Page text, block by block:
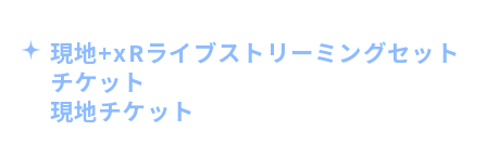
現地+xRライブストリーミングセット
チケット
現地チケット